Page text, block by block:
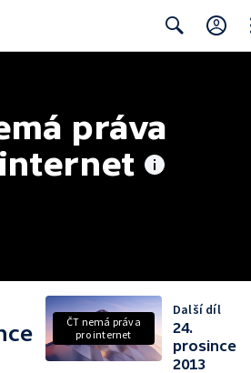
práva
ČT nemá práva
pro internet
Další díl
24.
prosince
2013